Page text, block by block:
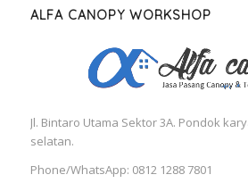
ALFA CANOPY WORKSHOP
Jl. Bintaro Utama Sektor 3A. Pondok
selatan.
Phone/WhatsApp: 0812 1288 7801